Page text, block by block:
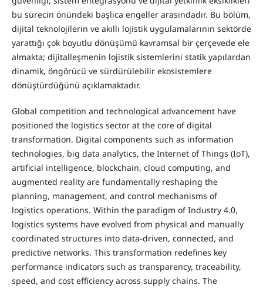
bu sürecin önündeki başlıca engeller arasındadır. Bu bölüm,
dijital teknolojilerin ve akıllı lojistik uygulamalarının sektörde
yarattığı çok boyutlu dönüşümü kavramsal bir çerçevede ele
almakta; dijitalleşmenin lojistik sistemlerini statik yapılardan
dinamik, öngörücü ve sürdürülebilir ekosistemlere
dönüştürdüğünü açıklamaktadır.
Global competition and technological advancement have
positioned the logistics sector at the core of digital
transformation. Digital components such as information
technologies, big data analytics, the Internet of Things (IoT),
artificial intelligence, blockchain, cloud computing, and
augmented reality are fundamentally reshaping the
planning, management, and control mechanisms of
logistics operations. Within the paradigm of Industry 4.0,
logistics systems have evolved from physical and manually
coordinated structures into data-driven, connected, and
predictive networks. This transformation redefines key
performance indicators such as transparency, traceability,
speed, and cost efficiency across supply chains. The